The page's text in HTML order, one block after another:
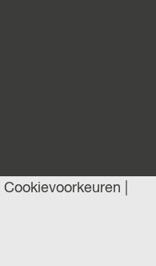
Cookievoorkeuren